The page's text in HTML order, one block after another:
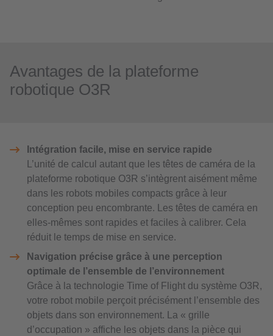
Avantages de la plateforme
robotique O3R
Intégration facile, mise en service rapide
L’unité de calcul autant que les têtes de caméra de la
plateforme robotique O3R s’intègrent aisément même
dans les robots mobiles compacts grâce à leur
conception peu encombrante. Les têtes de caméra en
elles-mêmes sont rapides et faciles à calibrer. Cela
réduit le temps de mise en service.
Navigation précise grâce à une perception
optimale de l’ensemble de l’environnement
Grâce à la technologie Time of Flight du système O3R,
votre robot mobile perçoit précisément l’ensemble des
objets dans son environnement. La « grille
d’occupation » affiche les objets dans la pièce qui